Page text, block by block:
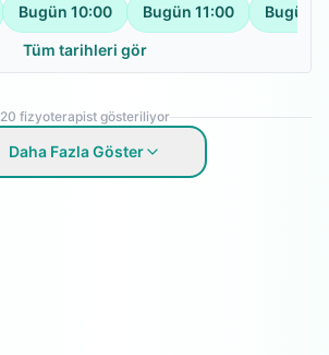
Bugün 10:00 Bugün 11:00 Bugün
Tüm tarihleri gör
20 fizyoterapist gösteriliyor
Daha Fazla Göster